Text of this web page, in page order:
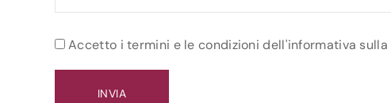
Accetto i termini e le condizioni dell'informativa sulla